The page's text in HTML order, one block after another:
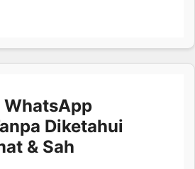
WhatsApp
Diketahui
& Sah